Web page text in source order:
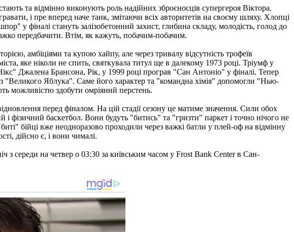
та відмінно виконують роль надійних зброєносців супергероя Віктора.
і пре вперед наче танк, змітаючи всіх авторитетів на своєму шляху. Хлопці
у фіналі стануть залізобетонний захист, глибина складу, молодість, голод до
передбачити. Втім, як кажуть, побачим-побачим.
амбіціями та купою хайпу, але через тривалу відсутність трофеїв
яке ніколи не спить, святкувала титул ще в далекому 1973 році. Тріумф у
Джалена Брансона, Рік, у 1999 році програв "Сан Антоніо" у фіналі. Тепер
Яблука". Саме його характер та "командна хімія" допомогли "Нью-
можливістю здобути омріяний перстень.
перед фіналом. На цій стадії сезону це матиме значення. Сили обох
фізичний баскетбол. Вони будуть "битись" та "гризти" паркет і точно нічого не
бійці вже неодноразово проходили через важкі батли у плей-оф на відмінну
дійсно є, і вони чималі.
з середи на четвер о 03:30 за київським часом у Frost Bank Center в Сан-